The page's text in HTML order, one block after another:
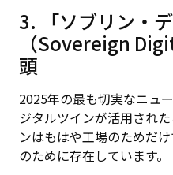
3. 「ソブリン・
（Sovereign
頭
2025年の最も切実なニュ
ジタルツインが活用され
ンはもはや工場のためだ
のために存在しています。